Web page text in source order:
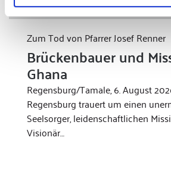
Zum Tod von Pfarrer Josef Renner
Brückenbauer und
Ghana
Regensburg/Tamale, 6. August
Regensburg trauert um einen
Seelsorger, leidenschaftlichen
Visionär…